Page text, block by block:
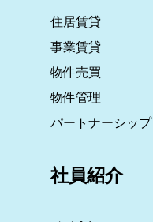
住居賃貸
事業賃貸
物件売買
物件管理
パートナーシップ
社員紹介